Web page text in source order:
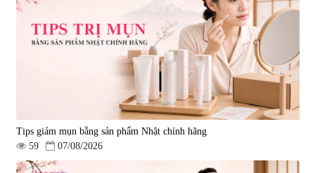
Tips giảm mụn bằng sản phẩm Nhật chính hãng
59
07/08/2026